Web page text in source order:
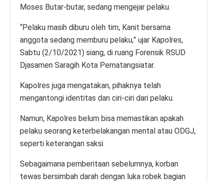
Moses Butar-butar, sedang mengejar pelaku.
“Pelaku masih diburu oleh tim, Kanit bersama
anggota sedang memburu pelaku,” ujar Kapolres,
Sabtu (2/10/2021) siang, di ruang Forensik RSUD
Djasamen Saragih Kota Pematangsiatar.
Kapolres juga mengatakan, pihaknya telah
mengantongi identitas dan ciri-ciri dari pelaku.
Namun, Kapolres belum bisa memastikan apakah
pelaku seorang keterbelakangan mental atau ODGJ,
seperti keterangan saksi.
Sebagaimana pemberitaan sebelumnya, korban
tewas bersimbah darah dengan luka robek bagian